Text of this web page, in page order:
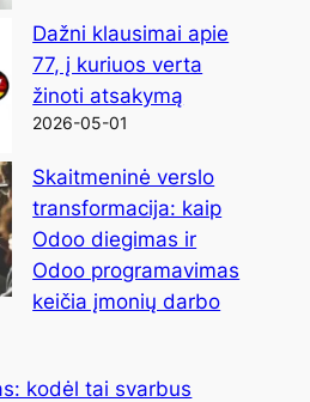
Dažni klausimai apie
77, į kuriuos verta
žinoti atsakymą
2026-05-01
Skaitmeninė verslo
transformacija: kaip
Odoo diegimas ir
Odoo programavimas
keičia įmonių darbo
kodėl tai svarbus